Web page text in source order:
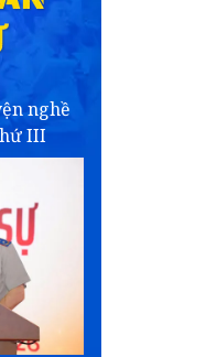
nghề
III